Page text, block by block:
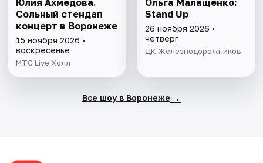
Юлия Ахмедова.
Сольный стендап
концерт в Воронеже
15 ноября 2026 •
воскресенье
МТС Live Холл
Ольга Малащенко:
Stand Up
26 ноября 2026 •
четверг
ДК Железнодорожников
Все шоу в Воронеже →